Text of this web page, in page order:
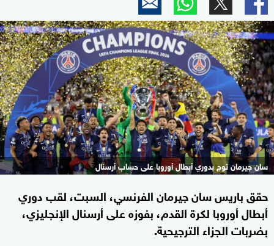
سان جيرمان توج بدوري أبطال أوروبا على حساب أرسنال
حقق باريس سان جيرمان الفرنسي، السبت، لقب دوري
أبطال أوروبا لكرة القدم، بفوزه على أرسنال الإنجليزي،
بضربات الجزاء الترجيحية.